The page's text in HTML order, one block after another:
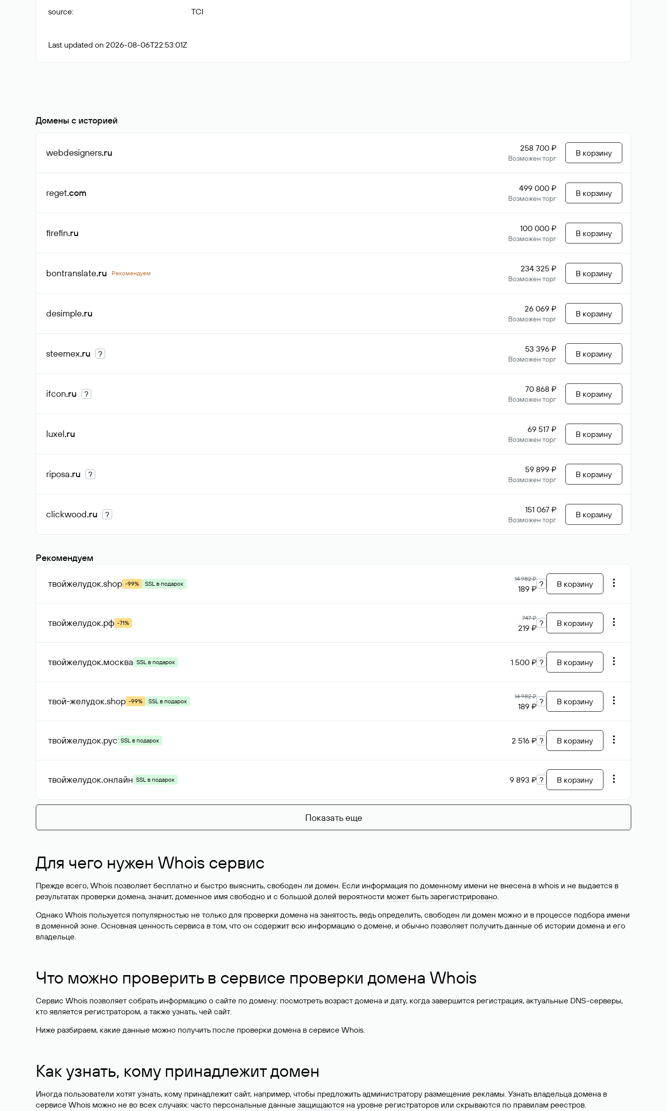
source: TCI
Last updated on 2026-08-06T22:53:01Z
Домены с историей
webdesigners.ru 258 700 ₽
Возможен торг
В корзину
reget.com 499 000 ₽
Возможен торг
В корзину
firefin.ru 100 000 ₽
Возможен торг
В корзину
bontranslate.ru Рекомендуем 234 325 ₽
Возможен торг
В корзину
desimple.ru 26 069 ₽
Возможен торг
В корзину
steemex.ru ? 53 396 ₽
Возможен торг
В корзину
ifcon.ru ? 70 868 ₽
Возможен торг
В корзину
luxel.ru 69 517 ₽
Возможен торг
В корзину
riposa.ru ? 59 899 ₽
Возможен торг
В корзину
clickwood.ru ? 151 067 ₽
Возможен торг
В корзину
Рекомендуем
твойжелудок.shop -99% SSL в подарок
14 982 ₽
189 ₽ ? В корзину
твойжелудок.рф -71%
747 ₽
219 ₽ ? В корзину
твойжелудок.москва SSL в подарок 1 500 ₽ ? В корзину
твой-желудок.shop -99% SSL в подарок
14 982 ₽
189 ₽ ? В корзину
твойжелудок.рус SSL в подарок 2 516 ₽ ? В корзину
твойжелудок.онлайн SSL в подарок 9 893 ₽ ? В корзину
Показать еще
Для чего нужен Whois сервис
Прежде всего, Whois позволяет бесплатно и быстро выяснить, свободен ли домен. Если информация по доменному имени не внесена в whois и не выдается в
результатах проверки домена, значит, доменное имя свободно и с большой долей вероятности может быть зарегистрировано.
Однако Whois пользуется популярностью не только для проверки домена на занятость, ведь определить, свободен ли домен можно и в процессе подбора имени
в доменной зоне. Основная ценность сервиса в том, что он содержит всю информацию о домене, и обычно позволяет получить данные об истории домена и его
владельце.
Что можно проверить в сервисе проверки домена Whois
Сервис Whois позволяет собрать информацию о сайте по домену: посмотреть возраст домена и дату, когда завершится регистрация, актуальные DNS-серверы,
кто является регистратором, а также узнать, чей сайт.
Ниже разбираем, какие данные можно получить после проверки домена в сервисе Whois.
Как узнать, кому принадлежит домен
Иногда пользователи хотят узнать, кому принадлежит сайт, например, чтобы предложить администратору размещение рекламы. Узнать владельца домена в
сервисе Whois можно не во всех случаях: часто персональные данные защищаются на уровне регистраторов или скрываются по правилам реестров.